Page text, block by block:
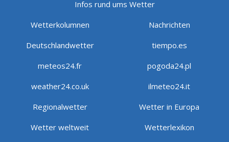
Infos rund ums Wetter
Wetterkolumnen
Nachrichten
Deutschlandwetter
tiempo.es
meteos24.fr
pogoda24.pl
weather24.co.uk
ilmeteo24.it
Regionalwetter
Wetter in Europa
Wetter weltweit
Wetterlexikon